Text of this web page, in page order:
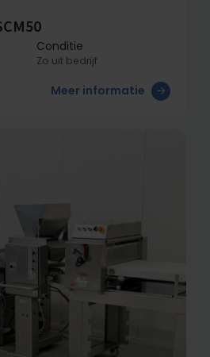
Conditie
Zo uit bedrijf
Meer informatie